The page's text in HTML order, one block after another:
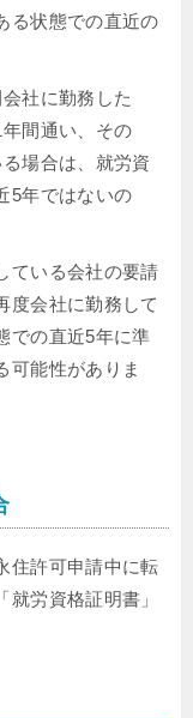
る状態での直近の
社に勤務した
間通い、その
場合は、就労資
5年ではないの
ている会社の要請
度会社に勤務して
での直近5年に準
可能性がありま
住許可申請中に転
労資格証明書」